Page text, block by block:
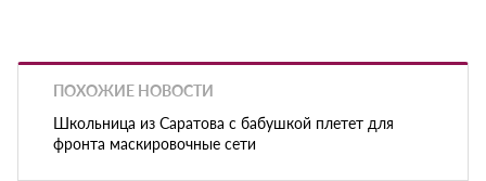
ПОХОЖИЕ НОВОСТИ
Школьница из Саратова с бабушкой плетет для
фронта маскировочные сети